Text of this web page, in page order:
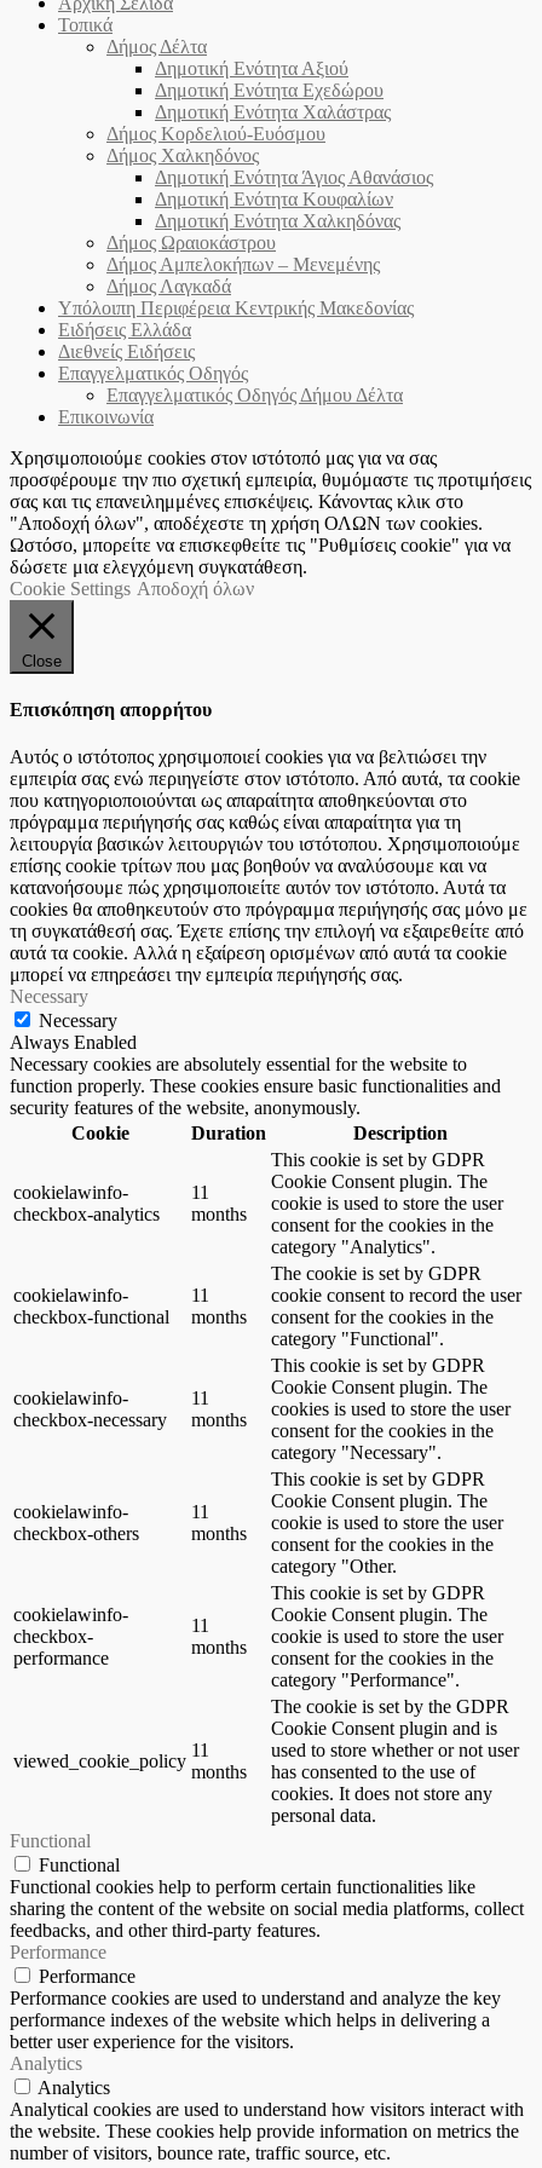
Τοπικά
Δήμος Δέλτα
Δημοτική Ενότητα Αξιού
Δημοτική Ενότητα Εχεδώρου
Δημοτική Ενότητα Χαλάστρας
Δήμος Κορδελιού-Ευόσμου
Δήμος Χαλκηδόνος
Δημοτική Ενότητα Άγιος Αθανάσιος
Δημοτική Ενότητα Κουφαλίων
Δημοτική Ενότητα Χαλκηδόνας
Δήμος Ωραιοκάστρου
Δήμος Αμπελοκήπων – Μενεμένης
Δήμος Λαγκαδά
Υπόλοιπη Περιφέρεια Κεντρικής Μακεδονίας
Ειδήσεις Ελλάδα
Διεθνείς Ειδήσεις
Επαγγελματικός Οδηγός
Επαγγελματικός Οδηγός Δήμου Δέλτα
Επικοινωνία
Χρησιμοποιούμε cookies στον ιστότοπό μας για να σας
προσφέρουμε την πιο σχετική εμπειρία, θυμόμαστε τις προτιμήσεις
σας και τις επανειλημμένες επισκέψεις. Κάνοντας κλικ στο
"Αποδοχή όλων", αποδέχεστε τη χρήση ΟΛΩΝ των cookies.
Ωστόσο, μπορείτε να επισκεφθείτε τις "Ρυθμίσεις cookie" για να
δώσετε μια ελεγχόμενη συγκατάθεση.
Cookie Settings Αποδοχή όλων
Close
Επισκόπηση απορρήτου
Αυτός ο ιστότοπος χρησιμοποιεί cookies για να βελτιώσει την
εμπειρία σας ενώ περιηγείστε στον ιστότοπο. Από αυτά, τα cookie
που κατηγοριοποιούνται ως απαραίτητα αποθηκεύονται στο
πρόγραμμα περιήγησής σας καθώς είναι απαραίτητα για τη
λειτουργία βασικών λειτουργιών του ιστότοπου. Χρησιμοποιούμε
επίσης cookie τρίτων που μας βοηθούν να αναλύσουμε και να
κατανοήσουμε πώς χρησιμοποιείτε αυτόν τον ιστότοπο. Αυτά τα
cookies θα αποθηκευτούν στο πρόγραμμα περιήγησής σας μόνο με
τη συγκατάθεσή σας. Έχετε επίσης την επιλογή να εξαιρεθείτε από
αυτά τα cookie. Αλλά η εξαίρεση ορισμένων από αυτά τα cookie
μπορεί να επηρεάσει την εμπειρία περιήγησής σας.
Necessary
Necessary
Always Enabled
Necessary cookies are absolutely essential for the website to
function properly. These cookies ensure basic functionalities and
security features of the website, anonymously.
Cookie
Duration Description
cookielawinfo-
checkbox-analytics
11
months
This cookie is set by GDPR
Cookie Consent plugin. The
cookie is used to store the user
consent for the cookies in the
category "Analytics".
cookielawinfo-
checkbox-functional
11
months
The cookie is set by GDPR
cookie consent to record the user
consent for the cookies in the
category "Functional".
cookielawinfo-
checkbox-necessary
11
months
This cookie is set by GDPR
Cookie Consent plugin. The
cookies is used to store the user
consent for the cookies in the
category "Necessary".
cookielawinfo-
checkbox-others
11
months
This cookie is set by GDPR
Cookie Consent plugin. The
cookie is used to store the user
consent for the cookies in the
category "Other.
cookielawinfo-
checkbox-
performance
11
months
This cookie is set by GDPR
Cookie Consent plugin. The
cookie is used to store the user
consent for the cookies in the
category "Performance".
viewed_cookie_policy
11
months
The cookie is set by the GDPR
Cookie Consent plugin and is
used to store whether or not user
has consented to the use of
cookies. It does not store any
personal data.
Functional
Functional
Functional cookies help to perform certain functionalities like
sharing the content of the website on social media platforms, collect
feedbacks, and other third-party features.
Performance
Performance
Performance cookies are used to understand and analyze the key
performance indexes of the website which helps in delivering a
better user experience for the visitors.
Analytics
Analytics
Analytical cookies are used to understand how visitors interact with
the website. These cookies help provide information on metrics the
number of visitors, bounce rate, traffic source, etc.